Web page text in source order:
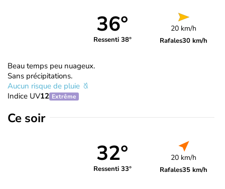
36°
Ressenti 38°
20 km/h
Rafales30 km/h
Beau temps peu nuageux.
Sans précipitations.
Aucun risque de pluie
Indice UV12 Extrême
Ce soir
32°
Ressenti 33°
20 km/h
Rafales35 km/h